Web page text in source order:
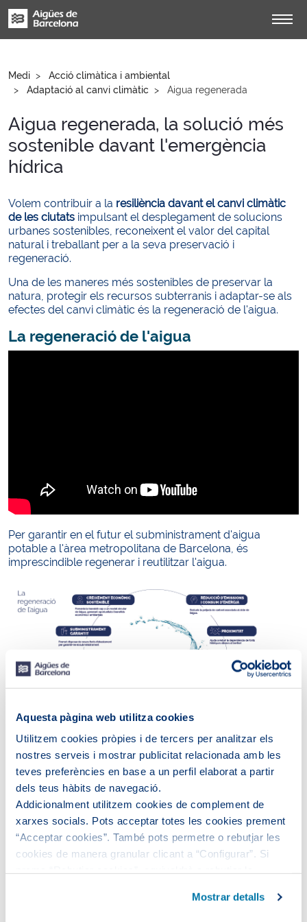
Aquesta pàgina web utilitza cookies
Utilitzem cookies pròpies i de tercers per analitzar els
nostres serveis i mostrar publicitat relacionada amb les
teves preferències en base a un perfil elaborat a partir
dels teus hàbits de navegació.
Addicionalment utilitzem cookies de complement de
xarxes socials. Pots acceptar totes les cookies prement
“Acceptar cookies”. També pots permetre o rebutjar les
cookies de manera granular clicant a “Configurar”. Si
que són indispensables perquè el lloc web funcioni i que,
per tant, no es poden desactivar.
Mostrar detalls
Medi
Acció climàtica i ambiental
Adaptació al canvi climàtic
Aigua regenerada
Aigua regenerada, la solució més
sostenible davant l'emergència
hídrica
Volem contribuir a la resiliència davant el canvi climàtic
de les ciutats impulsant el desplegament de solucions
urbanes sostenibles, reconeixent el valor del capital
natural i treballant per a la seva preservació i
regeneració.
Una de les maneres més sostenibles de preservar la
natura, protegir els recursos subterranis i adaptar-se als
efectes del canvi climàtic és la regeneració de l'aigua.
La regeneració de l'aigua
Per garantir en el futur el subministrament d'aigua
potable a l'àrea metropolitana de Barcelona, és
imprescindible regenerar i reutilitzar l'aigua.
Veure el text descriptiu dels beneficis de la regeneració
de l'aigua
Aigua regenerada (hm3) 2020-2024